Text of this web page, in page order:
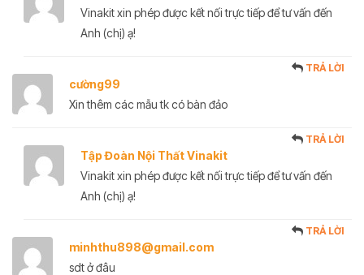
Vinakit xin phép được kết nối trực tiếp để tư vấn đến
Anh (chị) ạ!
cường99
TRẢ LỜI
Xin thêm các mẫu tk có bàn đảo
Tập Đoàn Nội Thất Vinakit
TRẢ LỜI
Vinakit xin phép được kết nối trực tiếp để tư vấn đến
Anh (chị) ạ!
minhthu898@gmail.com
TRẢ LỜI
sdt ở đâu